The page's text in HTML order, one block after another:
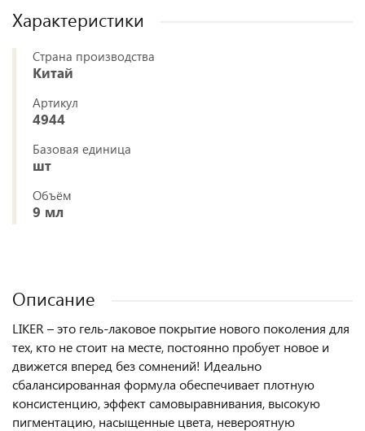
Характеристики
Страна производства
Китай
Артикул
4944
Базовая единица
шт
Объём
9 мл
Описание
LIKER – это гель-лаковое покрытие нового поколения для
тех, кто не стоит на месте, постоянно пробует новое и
движется вперед без сомнений! Идеально
сбалансированная формула обеспечивает плотную
консистенцию, эффект самовыравнивания, высокую
пигментацию, насыщенные цвета, невероятную